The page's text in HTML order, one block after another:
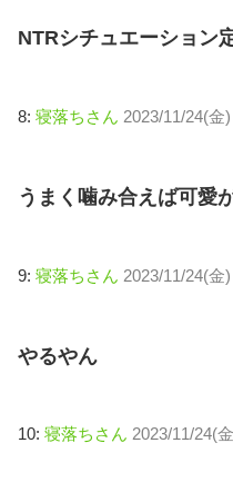
NTRシチュエーション
8: 寝落ちさん 2023/11/24(金
うまく噛み合えば可愛
9: 寝落ちさん 2023/11/24(金
やるやん
10: 寝落ちさん 2023/11/24(